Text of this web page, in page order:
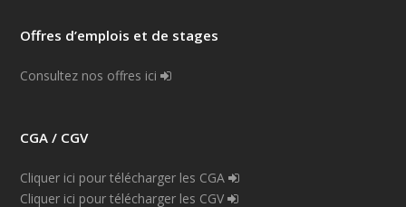
Offres d’emplois et de stages
Consultez nos offres ici
CGA / CGV
Cliquer ici pour télécharger les CGA
Cliquer ici pour télécharger les CGV